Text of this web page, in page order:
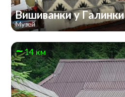
Вишиванки у
Музей
14 км